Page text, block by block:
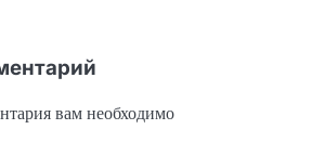
вам необходимо